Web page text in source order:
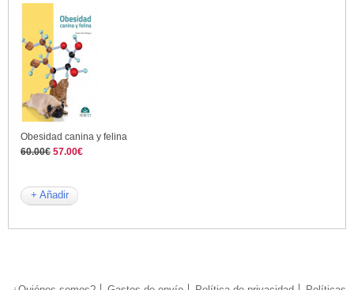
Obesidad canina y felina
60.00€ 57.00€
+ Añadir